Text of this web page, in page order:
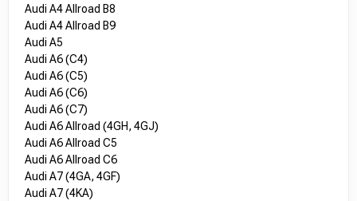
Audi A4 Allroad B8
Audi A4 Allroad B9
Audi A5
Audi A6 (C4)
Audi A6 (C5)
Audi A6 (C6)
Audi A6 (C7)
Audi A6 Allroad (4GH, 4GJ)
Audi A6 Allroad C5
Audi A6 Allroad C6
Audi A7 (4GA, 4GF)
Audi A7 (4KA)